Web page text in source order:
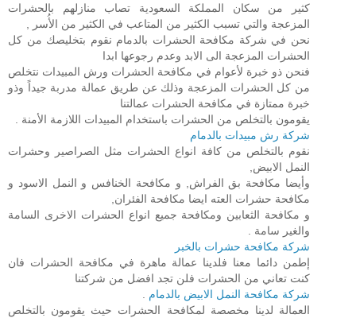
كثير من سكان المملكة السعودية تصاب منازلهم بالحشرات
المزعجة والتي تسبب الكثير من المتاعب في الكثير من الأُسر ,
نحن في شركة مكافحة الحشرات بالدمام نقوم بتخليصك من كل
الحشرات المزعجة الى الابد وعدم رجوعها ابدا
فنحن ذو خبرة لأعوام في مكافحة الحشرات ورش المبيدات نتخلص
من كل الحشرات المزعجة وذلك عن طريق عمالة مدربة جيداً وذو
خبرة ممتازة في مكافحة الحشرات عمالتنا
يقومون بالتخلص من الحشرات باستخدام المبيدات اللازمة الأمنة .
شركة رش مبيدات بالدمام
نقوم بالتخلص من كافة انواع الحشرات مثل الصراصير وحشرات
النمل الابيض,
وأيضا مكافحة بق الفراش, و مكافحة الخنافس و النمل الاسود و
مكافحة حشرات العته ايضا مكافحة الفئران,
و مكافحة الثعابين ومكافحة جميع انواع الحشرات الاخرى السامة
والغير سامة .
شركة مكافحة حشرات بالخبر
إطمن دائما معنا فلدينا عمالة ماهرة في مكافحة الحشرات فان
كنت تعاني من الحشرات فلن تجد افضل من شركتنا
شركة مكافحة النمل الابيض بالدمام
العمالة لدينا مخصصة لمكافحة الحشرات حيث يقومون بالتخلص